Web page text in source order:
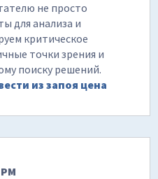
не просто
для анализа и
критическое
точки зрения и
поиску решений.
из запоя цена